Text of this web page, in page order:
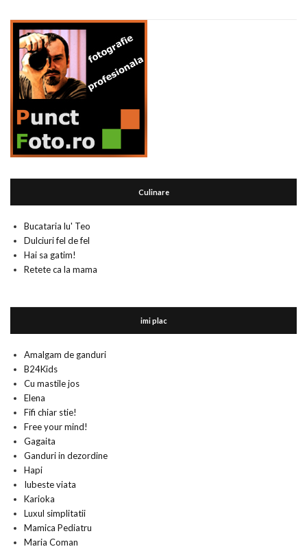
Culinare
Bucataria lu' Teo
Dulciuri fel de fel
Hai sa gatim!
Retete ca la mama
imi plac
Amalgam de ganduri
B24Kids
Cu mastile jos
Elena
Fifi chiar stie!
Free your mind!
Gagaita
Ganduri in dezordine
Hapi
Iubeste viata
Karioka
Luxul simplitatii
Mamica Pediatru
Maria Coman